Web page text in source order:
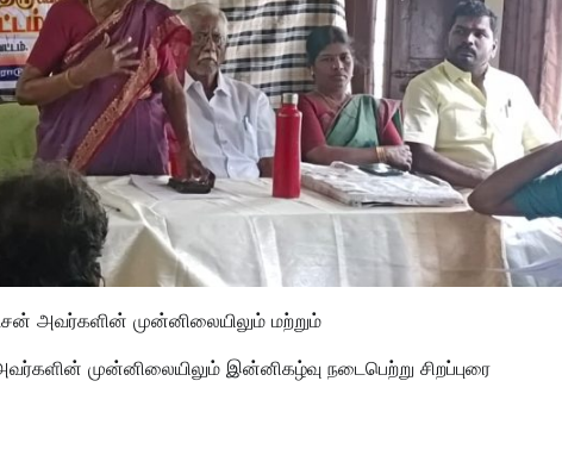
அவர்களின் முன்னிலையிலும் மற்றும்
அவர்களின் முன்னிலையிலும் இன்னிகழ்வு நடைபெற்று சிறப்புரை